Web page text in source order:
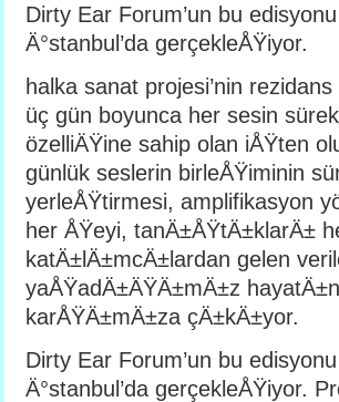
Dirty Ear Forum’un bu
Ä°stanbul’da gerçekleÅŸiyor.
halka sanat projesi’nin
üç gün boyunca her sesin
özelliÄŸine sahip olan iÅŸten
günlük seslerin birleÅŸiminin
yerleÅŸtirmesi, amplifikasyon
her ÅŸeyi, tanÄ±ÅŸtÄ±klarÄ±
katÄ±lÄ±mcÄ±lardan gelen
yaÅŸadÄ±ÄŸÄ±mÄ±z
karÅŸÄ±mÄ±za çÄ±kÄ±yor.
Dirty Ear Forum’un bu
Ä°stanbul’da gerçekleÅŸiyor.